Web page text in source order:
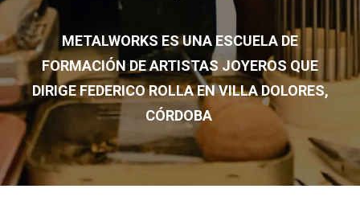
METALWORKS ES UNA ESCUELA DE
FORMACIÓN DE ARTISTAS JOYEROS QUE
DIRIGE FEDERICO ROLLA EN VILLA DOLORES,
CÓRDOBA